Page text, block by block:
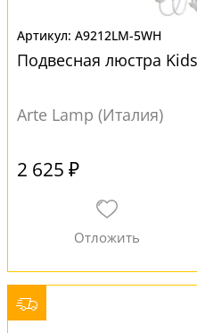
A9212LM-5WH
Подвесная люстра
Arte Lamp (Италия)
2 625 ₽